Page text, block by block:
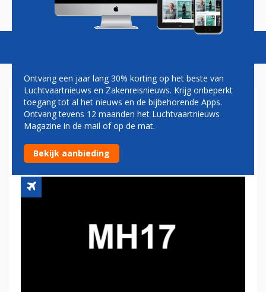
Magazine Podcasts Vacatures
NEDERLAND ROEPT
RUSSISCHE AMBASSADEUR
OP MATJE OM MH17
Ontvang een jaar lang 30% korting op het beste van
Luchtvaartnieuws en Zakenreisnieuws. Krijg onbeperkt
toegang tot al het nieuws en de bijbehorende Apps.
Ontvang tevens 12 maanden het Luchtvaartnieuws
Magazine in de mail of op de mat.
Bekijk aanbieding